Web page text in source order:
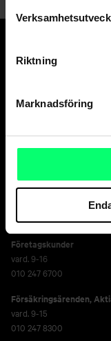
Riktning
Marknadsföring
Den goda
Privatkunder
010 247 010
Företagskunder
vard. 9-16
010 247 6700
Försäkringsärenden,
vard. 9-15
010 247 8300